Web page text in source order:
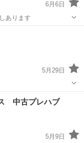
6月6日
あります
5月29日
中古プレハブ
5月9日